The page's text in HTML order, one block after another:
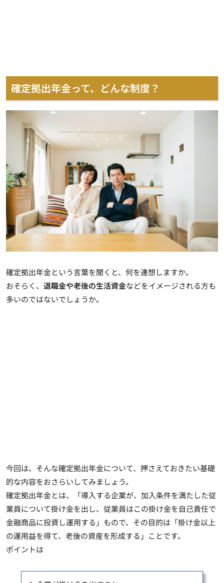
確定拠出年金って、どんな制度？
確定拠出年金という言葉を聞くと、何を連想しますか。
おそらく、 退職金や老後の生活資金などをイメージされる方も
多いのではないでしょうか。
今回は、そんな確定拠出年金について、押さえておきたい基礎
的な内容をおさらいしてみましょう。
確定拠出年金とは、
「導入する企業が、加入条件を満たした従
業員について掛け金を出し、従業員はこの掛け金を自己責任で
金融商品に投資し運用する」もので、その目的は「掛け金以上
の運用益を得て、老後の資産を形成する」ことです。
ポイントは